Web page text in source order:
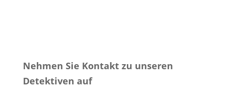
Nehmen Sie Kontakt zu unseren
Detektiven auf